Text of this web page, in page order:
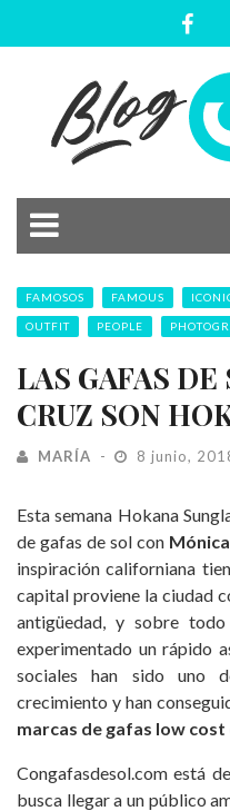
FAMOSOS FAMOUS
OUTFIT PEOPLE
LAS GAFAS
CRUZ SON
MARÍA 8 junio,
Esta semana Hokana
de gafas de sol con
inspiración californiana
capital proviene la ciudad
antigüedad, y sobre
experimentado un rápido
sociales han sido uno
crecimiento y han
marcas de gafas low
Congafasdesol.com está
busca llegar a un público